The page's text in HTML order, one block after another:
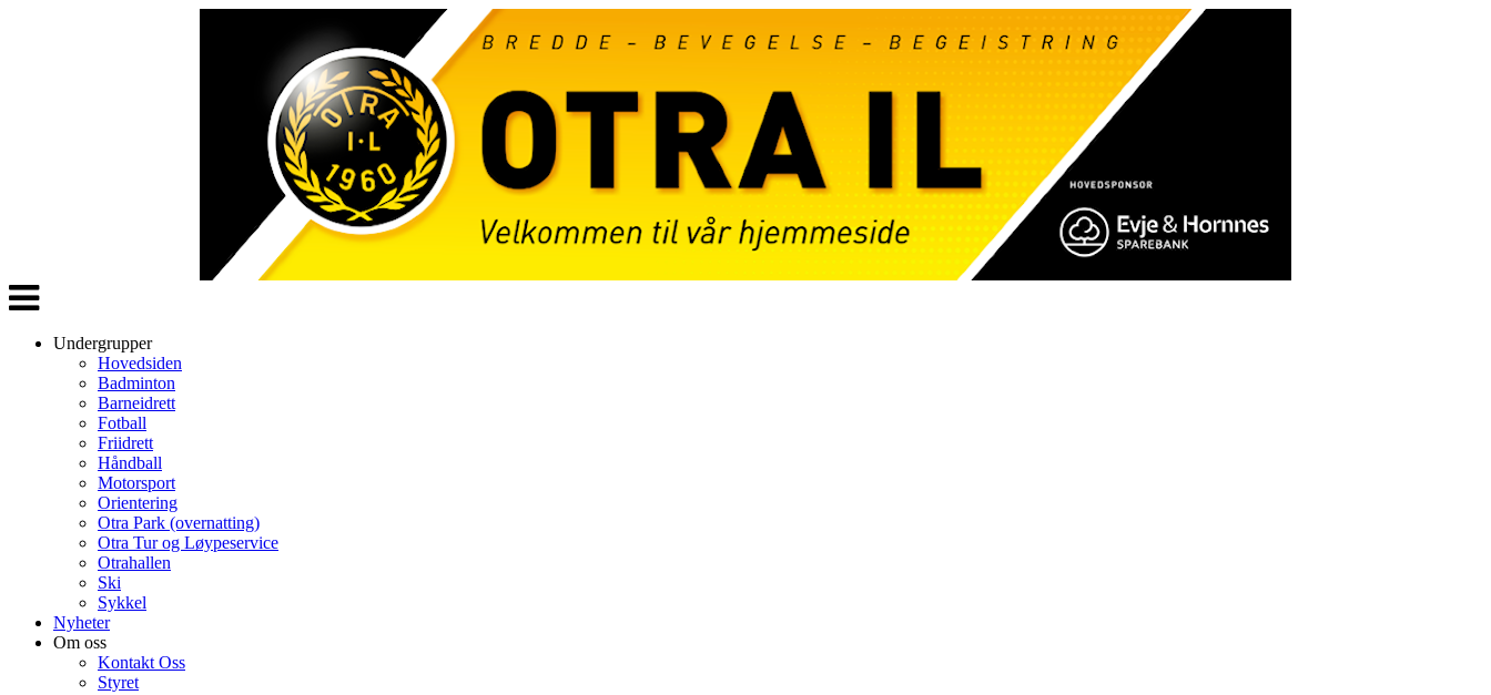
Veksle
navigasjon
Undergrupper
Hovedsiden
Badminton
Barneidrett
Fotball
Friidrett
Håndball
Motorsport
Orientering
Otra Park (overnatting)
Otra Tur og Løypeservice
Otrahallen
Ski
Sykkel
Nyheter
Om oss
Kontakt Oss
Styret